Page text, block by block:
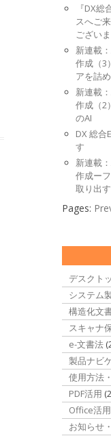
『DX
スへご
ござい
新連載
作成（3
アを詰
新連載
作成（2
のAI
DX 総合
す
新連載
作成ー
取り出
Pages:
デスクト
システム
構造化文
スキャナ
e-文書法
製品ナビ
使用方法
PDF活用
Office活用
お知らせ